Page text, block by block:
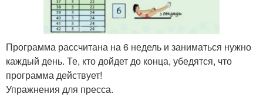
Программа рассчитана на 6 недель и заниматься нужно
каждый день. Те, кто дойдет до конца, убедятся, что
программа действует!
Упражнения для пресса.